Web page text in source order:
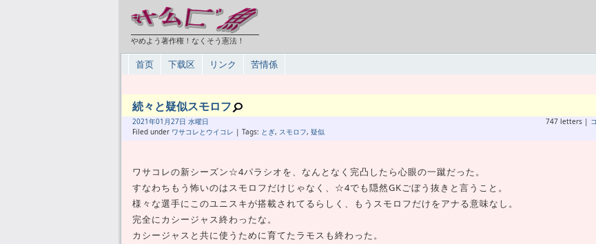
やめよう著作権！なくそう憲法！
首页 下载区 リンク 苦情係
続々と疑似スモロフ
2021年01月27日 水曜日
Filed under ワサコレとウイコレ | Tags: とぎ, スモロフ, 疑似
747 letters |
ワサコレの新シーズン☆4パラシオを、なんとなく完凸したら心眼の一蹴だった。
すなわちもう怖いのはスモロフだけじゃなく、☆4でも隠然GKごぼう抜きと言うこと。
様々な選手にこのユニスキが搭載されてるらしく、もうスモロフだけをアナる意味なし。
完全にカシージャス終わったな。
カシージャスと共に使うために育てたラモスも終わった。